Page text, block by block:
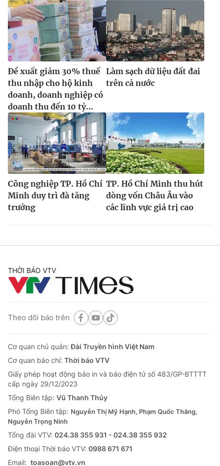
Đề xuất giảm 30% thuế
thu nhập cho hộ kinh
doanh, doanh nghiệp có
doanh thu đến 10 tỷ...
Làm sạch dữ liệu đất đai
trên cả nước
Công nghiệp TP. Hồ Chí
Minh duy trì đà tăng
trưởng
TP. Hồ Chí Minh thu hút
dòng vốn Châu Âu vào
các lĩnh vực giá trị cao
THỜI BÁO VTV
Theo dõi báo trên
Cơ quan chủ quản:Đài Truyền hình Việt Nam
Cơ quan báo chí: Thời báo VTV
Giấy phép hoạt động báo in và báo điện tử số 483/GP-BTTTT
cấp ngày 29/12/2023
Tổng Biên tập: Vũ Thanh Thủy
Phó Tổng Biên tập: Nguyễn Thị Mỹ Hạnh, Phạm Quốc Thắng,
Nguyễn Trọng Ninh
Tổng đài VTV: 024.38 355 931 - 024.38 355 932
Ðiện thoại Thời báo VTV: 0988 671 671
Email: toasoan@vtv.vn